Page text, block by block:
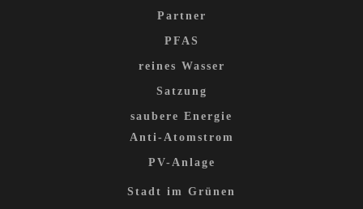
Partner
PFAS
reines Wasser
Satzung
saubere Energie
Anti-Atomstrom
PV-Anlage
Stadt im Grünen